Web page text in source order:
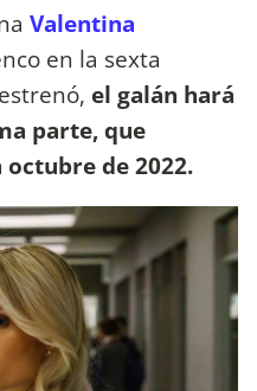
Valentina
en la sexta
el galán hará
parte, que
octubre de 2022.